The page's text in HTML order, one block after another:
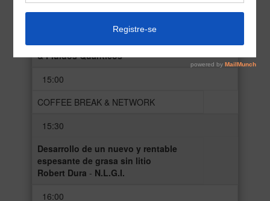
El futuro de las Biograsas
Marcos Garcia- CEO- NANO STAR – Materiais
& Fluídos Quânticos
15:00
COFFEE BREAK & NETWORK
15:30
Desarrollo de un nuevo y rentable
espesante de grasa sin litio
Robert Dura - N.L.G.I.
16:00